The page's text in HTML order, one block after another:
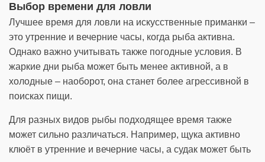
Выбор времени для ловли
Лучшее время для ловли на искусственные приманки –
это утренние и вечерние часы, когда рыба активна.
Однако важно учитывать также погодные условия. В
жаркие дни рыба может быть менее активной, а в
холодные – наоборот, она станет более агрессивной в
поисках пищи.
Для разных видов рыбы подходящее время также
может сильно различаться. Например, щука активно
клюёт в утренние и вечерние часы, а судак может быть